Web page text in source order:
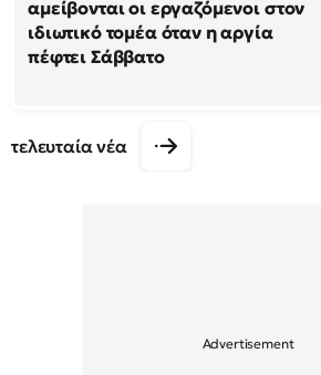
αμείβονται οι εργαζόμενοι στον
ιδιωτικό τομέα όταν η αργία
πέφτει Σάββατο
τελευταία νέα